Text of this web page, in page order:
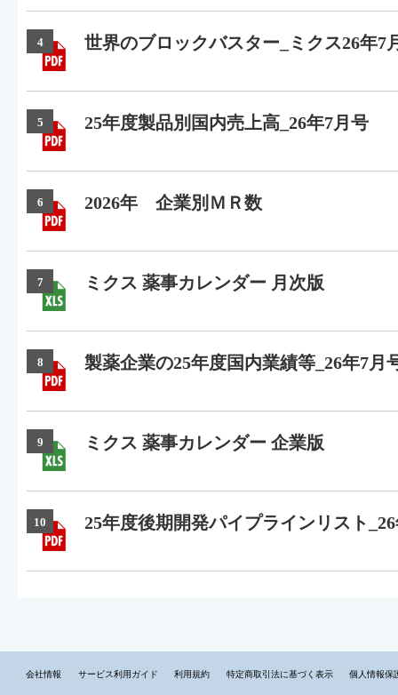
4 世界のブロックバスター_ミクス26年7
5 25年度製品別国内売上高_26年7月号
6 2026年 企業別ＭＲ数
7 ミクス 薬事カレンダー 月次版
8 製薬企業の25年度国内業績等_26年7月
9 ミクス 薬事カレンダー 企業版
10 25年度後期開発パイプラインリスト
会社情報 サービス利用ガイド 利用規約 特定商取引法に基づく表示 個人情報保